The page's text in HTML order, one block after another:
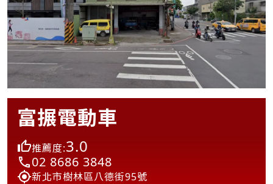
富搌電動車
推薦度:3.0
02 8686 3848
新北市樹林區八德街95號